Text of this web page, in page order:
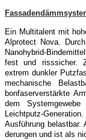
Ein Multitalent mit
Alprotect Nova.
Nanohybrid-
fest und risssicher.
extrem dunkler
mechanische
bonfaserverstärkte
dem
Leichtputz-
Ausführung belast­bar.
derungen und ist als